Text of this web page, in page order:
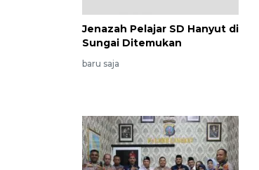
Jenazah Pelajar SD Hanyut di
Sungai Ditemukan
baru saja